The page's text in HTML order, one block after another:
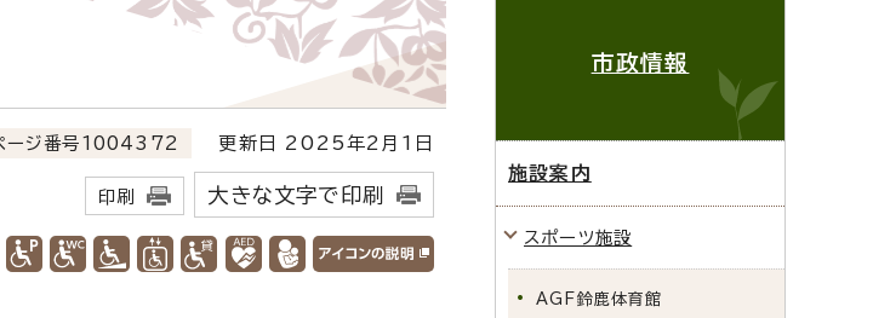
ージ番号1004372 更新日 2025年2月1日
印刷 大きな文字で印刷
市政情報
施設案内
スポーツ施設
AGF鈴鹿体育館